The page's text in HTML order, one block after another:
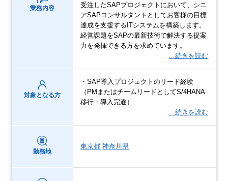
業務内容
受注したSAPプロジェクトにおいて、シニ
アSAPコンサルタントとしてお客様の目標
達成を支援するITシステムを構築します。
経営課題をSAPの最新技術で解決する提案
力を発揮できる方を求めています。
…続きを読む
対象となる方
・SAP導入プロジェクトのリード経験
（PMまたはチームリードとしてS/4HANA
移行・導入完遂）
…続きを読む
勤務地
東京都 神奈川県